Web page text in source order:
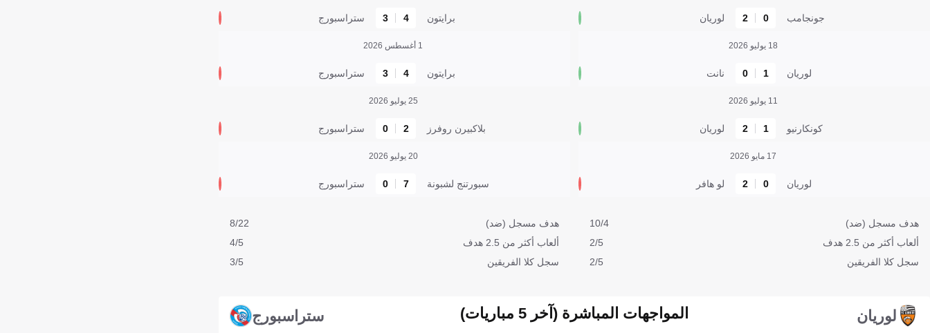
جونجامب 0
2 لوريان
18 يوليو 2026
لوريان 1
0 نانت
11 يوليو 2026
كونكارنيو 1
2 لوريان
17 مايو 2026
لوريان 0
2 لو هافر
هدف مسجل (ضد)
10/4
ألعاب أكثر من 2.5 هدف
2/5
سجل كلا الفريقين
2/5
برايتون 4
3 ستراسبورج
1 أغسطس 2026
برايتون 4
3 ستراسبورج
25 يوليو 2026
بلاكبيرن روفرز 2
0 ستراسبورج
20 يوليو 2026
سبورتنج لشبونة 7
0 ستراسبورج
هدف مسجل (ضد)
8/22
ألعاب أكثر من 2.5 هدف
4/5
سجل كلا الفريقين
3/5
لوريان المواجهات المباشرة (آخر 5 مباريات) ستراسبورج